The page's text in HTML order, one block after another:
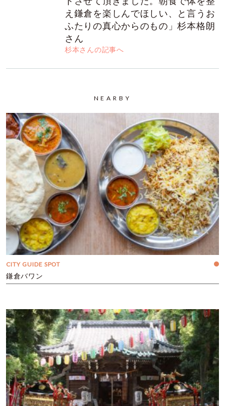
え鎌倉を楽しんでほしい、と言うお
ふたりの真心からのもの」杉本格朗
さん
杉本さんの記事へ
NEARBY
CITY GUIDE SPOT
鎌倉バワン